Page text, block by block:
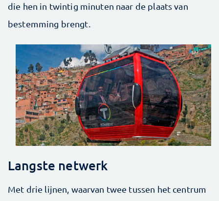
die hen in twintig minuten naar de plaats van
bestemming brengt.
Langste netwerk
Met drie lijnen, waarvan twee tussen het centrum